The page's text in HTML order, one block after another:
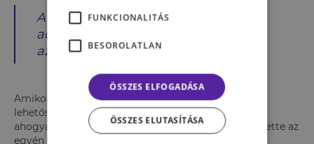
A szülőkkel történő azonosulás
addig segíthet, amíg nem járható
az egyéni út.
Amikor azonban a gyermek számára jobb egyéni
lehetőség nyílik, az azonosulás éppúgy gátlón hat,
ahogyan korábban tudattalanul támogatta és segítette az
egyén fejlődését. Fontos leszögezni, hogy
FUNKCIONALITÁS
BESOROLATLAN
ÖSSZES ELFOGADÁSA
ÖSSZES ELUTASÍTÁSA